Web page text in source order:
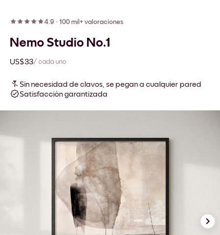
4.9 · 100 mil+ valoraciones
Nemo Studio No.1
US$33/ cada uno
Sin necesidad de clavos, se pegan a cualquier pared
Satisfacción garantizada